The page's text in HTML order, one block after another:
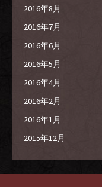
2016年8月
2016年7月
2016年6月
2016年5月
2016年4月
2016年2月
2016年1月
2015年12月